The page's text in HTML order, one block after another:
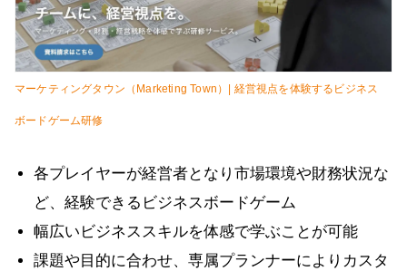
マーケティングタウン（Marketing Town）| 経営視点を体験するビジネス
ボードゲーム研修
各プレイヤーが経営者となり市場環境や財務状況な
ど、経験できるビジネスボードゲーム
幅広いビジネススキルを体感で学ぶことが可能
課題や目的に合わせ、専属プランナーによりカスタ